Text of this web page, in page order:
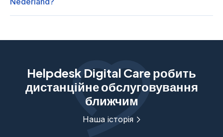
Helpdesk Digital Care робить
дистанційне обслуговування
ближчим
Наша історія